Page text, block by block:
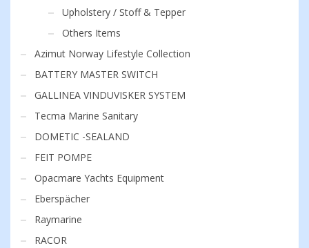
Upholstery / Stoff & Tepper
Others Items
Azimut Norway Lifestyle Collection
BATTERY MASTER SWITCH
GALLINEA VINDUVISKER SYSTEM
Tecma Marine Sanitary
DOMETIC -SEALAND
FEIT POMPE
Opacmare Yachts Equipment
Eberspächer
Raymarine
RACOR